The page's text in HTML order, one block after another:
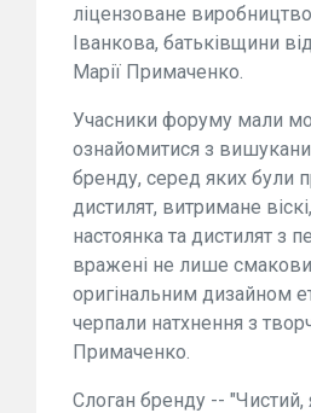
ліцензоване
Іванкова, батьківщини
Марії Примаченко.
Учасники форуму мали
ознайомитися з
бренду, серед яких були
дистилят, витримане
настоянка та дистилят з
вражені не лише
оригінальним дизайном
черпали натхнення з
Примаченко.
Слоган бренду -- "Чистий,